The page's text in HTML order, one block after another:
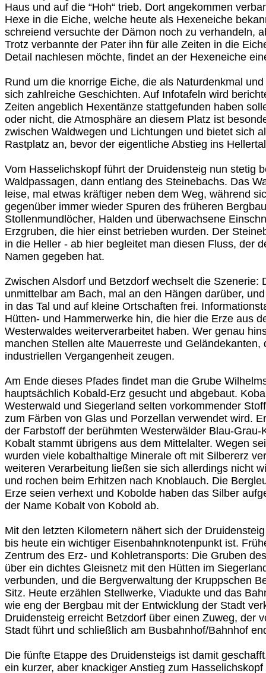
Haus und auf die “Hoh“ trieb. Dort angekommen
Hexe in die Eiche, welche heute als Hexeneiche
schreiend versuchte der Dämon noch zu verhandeln,
Trotz verbannte der Pater ihn für alle Zeiten in die
Detail nachlesen möchte, findet an der Hexeneiche
Rund um die knorrige Eiche, die als Naturdenkmal
sich zahlreiche Geschichten. Auf Infotafeln wird
Zeiten angeblich Hexentänze stattgefunden haben
oder nicht, die Atmosphäre an diesem Platz ist
zwischen Waldwegen und Lichtungen und bietet sich
Rastplatz an, bevor der eigentliche Abstieg ins
Vom Hasselichskopf führt der Druidensteig nun stetig
Waldpassagen, dann entlang des Steinebachs. Das
leise, mal etwas kräftiger neben dem Weg, während
gegenüber immer wieder Spuren des früheren
Stollenmundlöcher, Halden und überwachsene
Erzgruben, die hier einst betrieben wurden. Der
in die Heller - ab hier begleitet man diesen Fluss, der
Namen gegeben hat.
Zwischen Alsdorf und Betzdorf wechselt die Szenerie:
unmittelbar am Bach, mal an den Hängen darüber,
in das Tal und auf kleine Ortschaften frei.
Hütten- und Hammerwerke hin, die hier die Erze aus
Westerwaldes weiterverarbeitet haben. Wer genau
manchen Stellen alte Mauerreste und Geländekanten,
industriellen Vergangenheit zeugen.
Am Ende dieses Pfades findet man die Grube
hauptsächlich Kobald-Erz gesucht und abgebaut.
Westerwald und Siegerland selten vorkommender
zum Färben von Glas und Porzellan verwendet wird.
der Farbstoff der berühmten Westerwälder Blau-Grau-
Kobalt stammt übrigens aus dem Mittelalter. Wegen
wurden viele kobalthaltige Minerale oft mit Silbererz
weiteren Verarbeitung ließen sie sich allerdings nicht
und rochen beim Erhitzen nach Knoblauch. Die
Erze seien verhext und Kobolde haben das Silber
der Name Kobalt von Kobold ab.
Mit den letzten Kilometern nähert sich der
bis heute ein wichtiger Eisenbahnknotenpunkt ist.
Zentrum des Erz‑ und Kohletransports: Die Gruben
über ein dichtes Gleisnetz mit den Hütten im
verbunden, und die Bergverwaltung der Kruppschen
Sitz. Heute erzählen Stellwerke, Viadukte und das
wie eng der Bergbau mit der Entwicklung der Stadt
Druidensteig erreicht Betzdorf über einen Zuweg, der
Stadt führt und schließlich am Busbahnhof/Bahnhof
Die fünfte Etappe des Druidensteigs ist damit
ein kurzer, aber knackiger Anstieg zum